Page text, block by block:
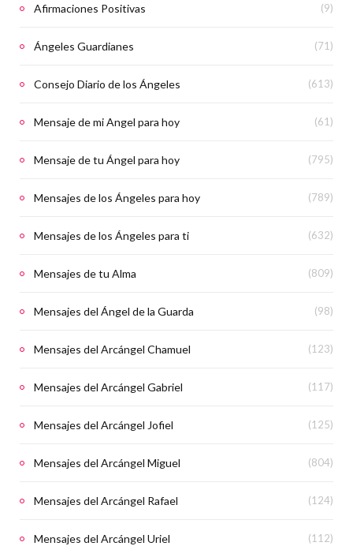
Afirmaciones Positivas (9)
Ángeles Guardianes (71)
Consejo Diario de los Ángeles (613)
Mensaje de mi Angel para hoy (61)
Mensaje de tu Ángel para hoy (795)
Mensajes de los Ángeles para hoy (789)
Mensajes de los Ángeles para ti (632)
Mensajes de tu Alma (809)
Mensajes del Ángel de la Guarda (98)
Mensajes del Arcángel Chamuel (123)
Mensajes del Arcángel Gabriel (117)
Mensajes del Arcángel Jofiel (125)
Mensajes del Arcángel Miguel (804)
Mensajes del Arcángel Rafael (124)
Mensajes del Arcángel Uriel (112)